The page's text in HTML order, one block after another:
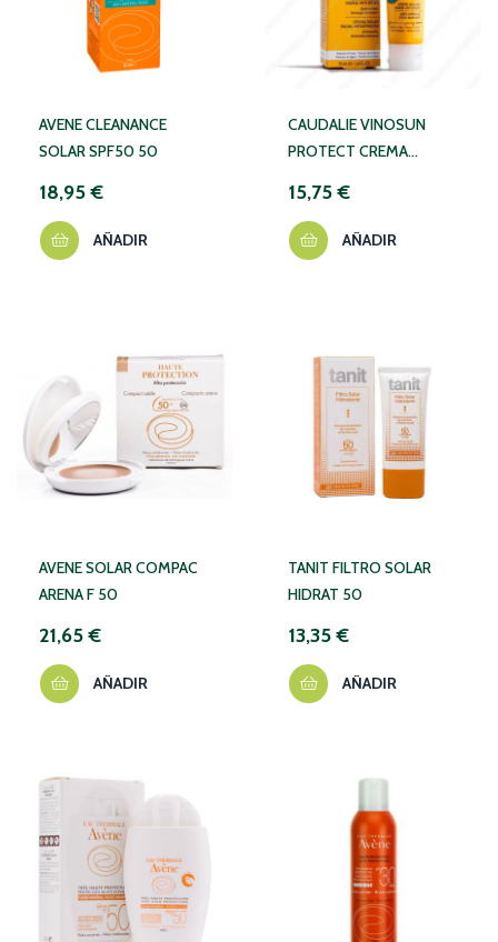
AVENE CLEANANCE
SOLAR SPF50 50
18,95 €
AÑADIR
CAUDALIE VINOSUN
PROTECT CREMA
15,75 €
AÑADIR
AVENE SOLAR COMPAC
ARENA F 50
21,65 €
AÑADIR
TANIT FILTRO SOLAR
HIDRAT 50
13,35 €
AÑADIR